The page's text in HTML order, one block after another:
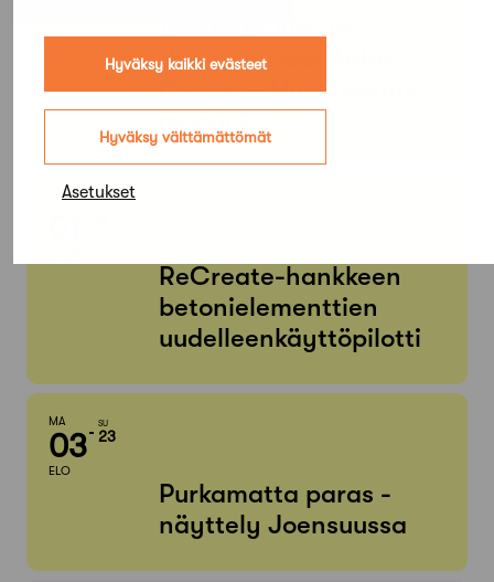
Hyväksy kaikki evästeet
Hyväksy välttämättömät
Asetukset
designmuseo: Aalto
Design – Hyvinvoinnin
muodot
KE
ReCreate-hankkeen
betonielementtien
uudelleenkäyttöpilotti
MA
03
ELO
SU
23
Purkamatta paras -
näyttely Joensuussa